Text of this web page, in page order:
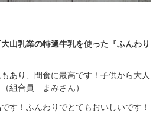
大山乳業の特選牛乳を使った『ふんわり
あり、間食に最高です！子供から大人
組合員 まみさん）
す！ふんわりでとてもおいしいです！